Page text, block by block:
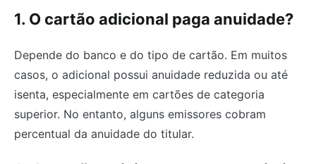
1. O cartão adicional paga anuidade?
Depende do banco e do tipo de cartão. Em muitos
casos, o adicional possui anuidade reduzida ou até
isenta, especialmente em cartões de categoria
superior. No entanto, alguns emissores cobram
percentual da anuidade do titular.